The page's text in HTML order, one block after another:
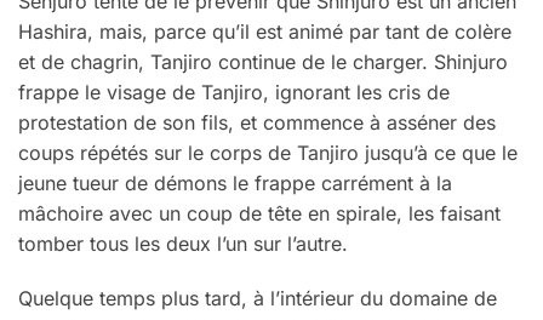
Hashira, mais, parce qu’il est animé par tant de colère
et de chagrin, Tanjiro continue de le charger. Shinjuro
frappe le visage de Tanjiro, ignorant les cris de
protestation de son fils, et commence à asséner des
coups répétés sur le corps de Tanjiro jusqu’à ce que le
jeune tueur de démons le frappe carrément à la
mâchoire avec un coup de tête en spirale, les faisant
tomber tous les deux l’un sur l’autre.
Quelque temps plus tard, à l’intérieur du domaine de